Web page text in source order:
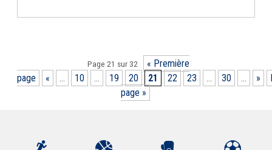
Page 21 sur 32
« Première
page
« ... 10 ... 19 20 21 22 23 ... 30 ... »
page »